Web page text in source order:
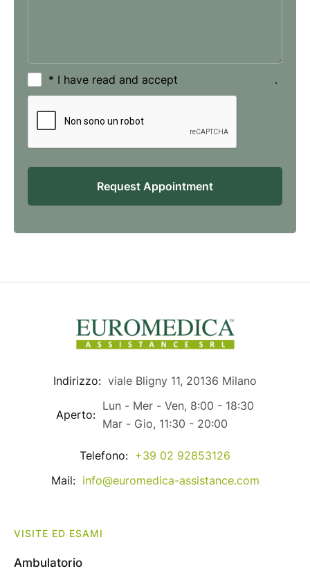
* I have read and accept .
Request Appointment
Indirizzo: viale Bligny 11, 20136 Milano
Aperto:
Lun - Mer - Ven, 8:00 - 18:30
Mar - Gio, 11:30 - 20:00
Telefono: +39 02 92853126
Mail: info@euromedica-assistance.com
VISITE ED ESAMI
Ambulatorio